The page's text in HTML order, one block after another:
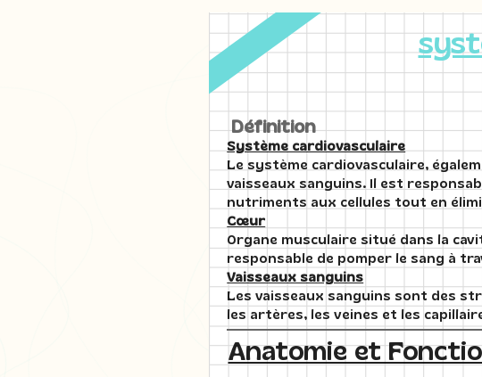
Définition
Système cardiovasculaire
Le système cardiovasculaire,
vaisseaux sanguins. Il est
nutriments aux cellules tout en
Cœur
Organe musculaire situé dans la
responsable de pomper le sang à
Vaisseaux sanguins
Les vaisseaux sanguins sont des
les artères, les veines et les
Anatomie et